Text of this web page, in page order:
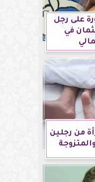
على رجل
في
من رجلين